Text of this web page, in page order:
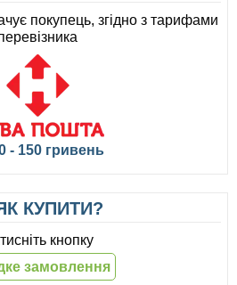
покупець, згідно з тарифами
- 150 гривень
КУПИТИ?
кнопку
замовлення